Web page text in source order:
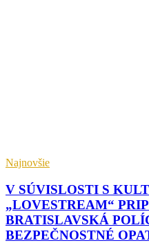
Najnovšie
V SÚVISLOSTI S
„LOVESTREAM“
BRATISLAVSKÁ
BEZPEČNOSTNÉ